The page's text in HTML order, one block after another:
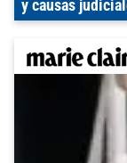
y causas